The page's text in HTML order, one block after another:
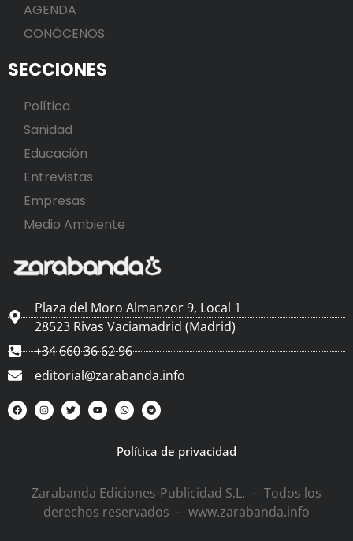
AGENDA
CONÓCENOS
SECCIONES
Política
Sanidad
Educación
Entrevistas
Empresas
Medio Ambiente
Plaza del Moro Almanzor 9, Local 1
28523 Rivas Vaciamadrid (Madrid)
+34 660 36 62 96
editorial@zarabanda.info
Política de privacidad
Zarabanda Ediciones-Publicidad S.L. – Todos los
derechos reservados – www.zarabanda.info